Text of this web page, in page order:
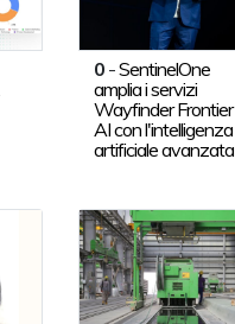
0 -SentinelOne
amplia i servizi
Wayfinder Frontier
AI con l'intelligenza
artificiale avanzata